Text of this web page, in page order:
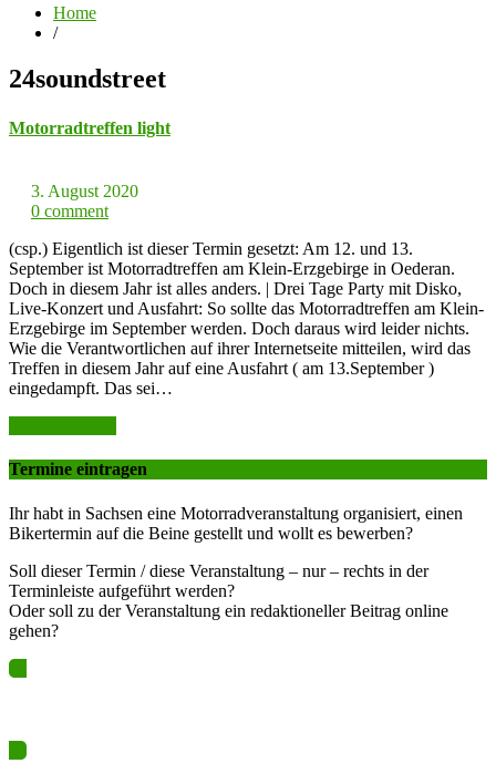
Home
/
24soundstreet
Motorradtreffen light
3. August 2020
0 comment
(csp.) Eigentlich ist dieser Termin gesetzt: Am 12. und 13.
September ist Motorradtreffen am Klein-Erzgebirge in Oederan.
Doch in diesem Jahr ist alles anders. | Drei Tage Party mit Disko,
Live-Konzert und Ausfahrt: So sollte das Motorradtreffen am Klein-
Erzgebirge im September werden. Doch daraus wird leider nichts.
Wie die Verantwortlichen auf ihrer Internetseite mitteilen, wird das
Treffen in diesem Jahr auf eine Ausfahrt ( am 13.September )
eingedampft. Das sei…
Termine eintragen
Ihr habt in Sachsen eine Motorradveranstaltung organisiert, einen
Bikertermin auf die Beine gestellt und wollt es bewerben?
Soll dieser Termin / diese Veranstaltung – nur – rechts in der
Terminleiste aufgeführt werden?
Oder soll zu der Veranstaltung ein redaktioneller Beitrag online
gehen?